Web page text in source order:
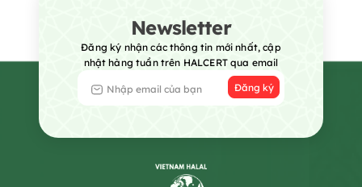
Newsletter
Đăng ký nhận các thông tin mới nhất, cập
nhật hàng tuần trên HALCERT qua email
Đăng ký